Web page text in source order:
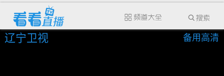
辽宁卫视 备用高清